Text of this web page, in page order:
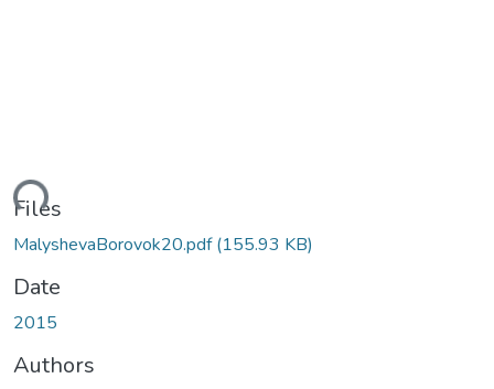
Files
MalyshevaBorovok20.pdf(155.93 KB)
Date
2015
Authors